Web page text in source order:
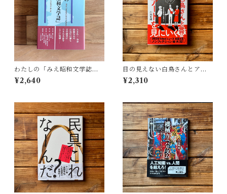
わたしの「みえ昭和文学誌」 |
藤田 明
¥2,640
目の見えない白鳥さんとアー
トを見にいく | 川内 有緒
¥2,310